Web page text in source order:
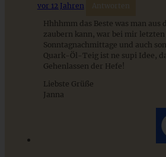
ZUM BEITRAG
vor 12 Jahren Antworten
Hhhhmm das Beste was man
zaubern kann, war bei mir
Sonntagnachmittage und auch
Quark-Öl-Teig ist ne supi Idee,
Gehenlassen der Hefe!
Liebste Grüße
Janna